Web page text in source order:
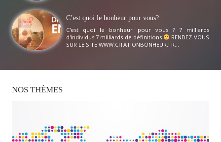
C’est quoi le bonheur pour vous?
C'est quoi le bonheur pour vous ? 7 milliards
d'individus 7 milliards de définitions
RENDEZ-VOUS
SUR LE SITE WWW.CITATIONBONHEUR.FR...
NOS THÈMES